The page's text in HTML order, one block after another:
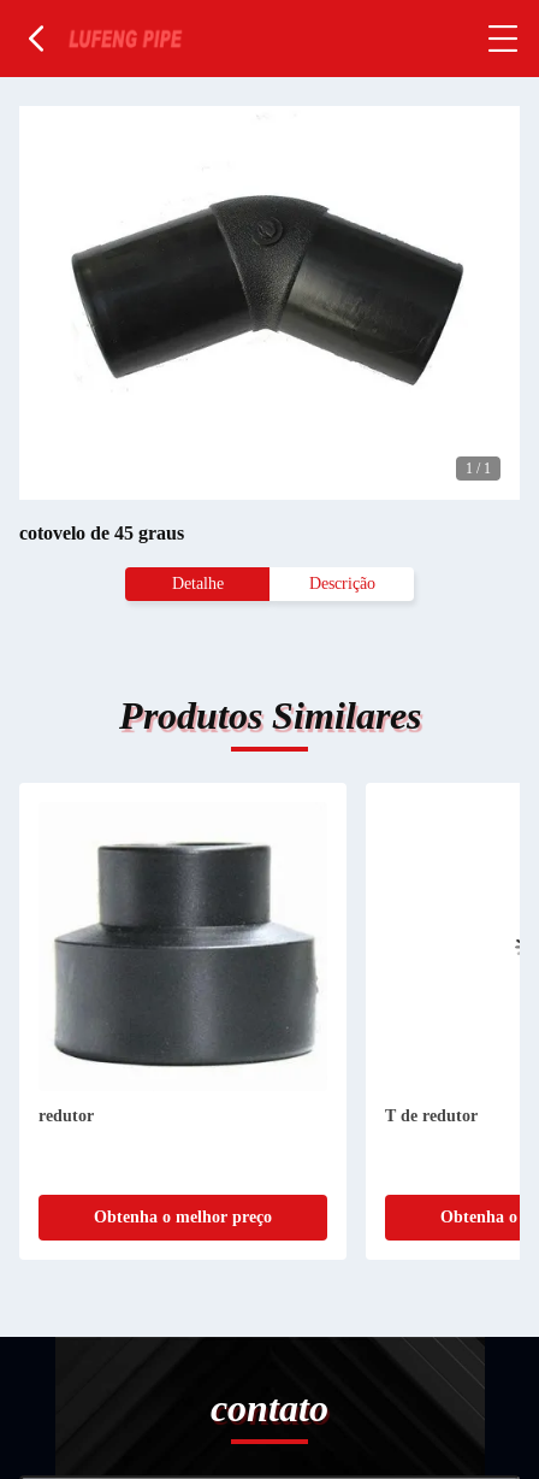
1 / 1
cotovelo de 45 graus
Detalhe Descrição
Produtos Similares
redutor
Obtenha o melhor preço
T de redutor
Obtenha o
contato